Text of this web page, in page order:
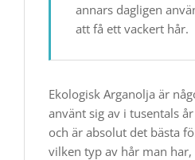
annars dagligen
att få ett vackert hår.
Ekologisk Arganolja är
använt sig av i tusentals
och är absolut det bästa
vilken typ av hår man